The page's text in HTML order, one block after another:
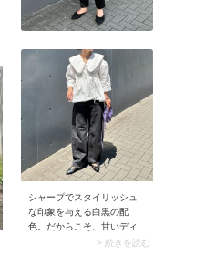
シャープでスタイリッシュ
な印象を与える白黒の配
色。だからこそ、甘いディ
テールの服を大人が存分に
> 続きを読む